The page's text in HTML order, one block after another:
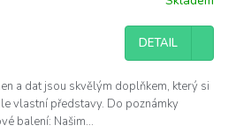
DETAIL
a dat jsou skvělým doplňkem, který si
vlastní představy. Do poznámky
balení: Našim...